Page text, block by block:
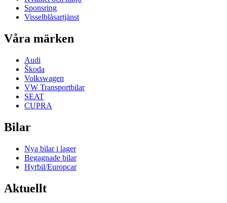
Sponsring
Visselblåsartjänst
Våra märken
Audi
Škoda
Volkswagen
VW Transportbilar
SEAT
CUPRA
Bilar
Nya bilar i lager
Begagnade bilar
Hyrbil/Europcar
Aktuellt